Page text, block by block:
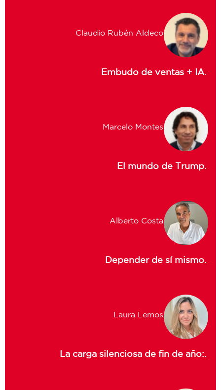
Claudio Rubén Aldeco
Embudo de ventas + IA.
Marcelo Montes
El mundo de Trump.
Alberto Costa
Depender de sí mismo.
Laura Lemos
La carga silenciosa de fin de año:.